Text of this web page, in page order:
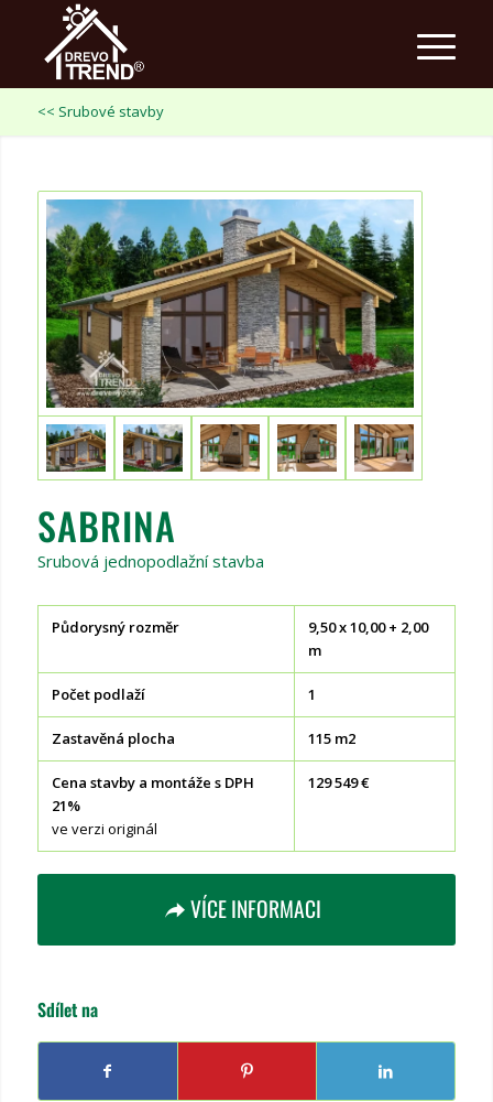
<< Srubové stavby
SABRINA
Srubová jednopodlažní stavba
Půdorysný rozměr
9,50 x 10,00 + 2,00
m
Počet podlaží 1
Zastavěná plocha 115 m2
Cena stavby a montáže s DPH
21%
ve verzi originál
129 549 €
VÍCE INFORMACI
Sdílet na